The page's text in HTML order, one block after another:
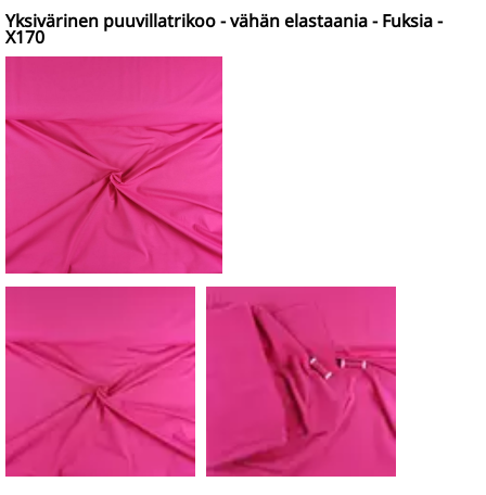
Yksivärinen puuvillatrikoo - vähän elastaania - Fuksia -
X170